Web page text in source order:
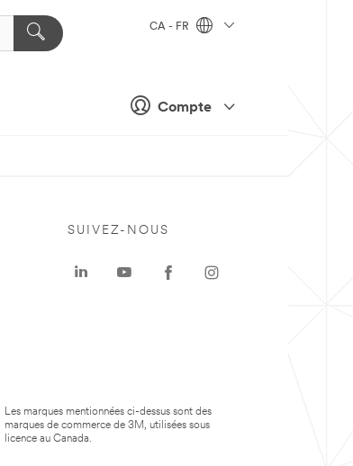
Compte
CA - FR
SUIVEZ-NOUS
Les marques mentionnées ci-dessus sont des
marques de commerce de 3M, utilisées sous
licence au Canada.